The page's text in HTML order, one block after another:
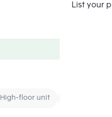
List your
High-floor unit